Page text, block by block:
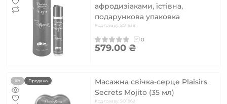
афродизіаками, їстівна,
подарункова упаковка
Код товару: SO1838
0
579.00 ₴
Хіт Продано
Масажна свічка-серце Plaisirs
Secrets Mojito (35 мл)
Код товару: SO1869